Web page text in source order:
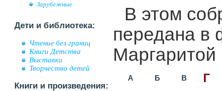
Зарубежные
Дети и библиотека:
Чтение без границ
Книги Детства
Выставки
Творчество детей
Книги и произведения:
В этом
передана в
А Б В Г